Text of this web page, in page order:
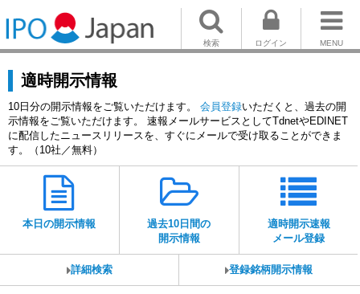
MENU
ログイン
検索
適時開示情報
10日分の開示情報をご覧いただけます。 会員登録いただくと、過去の開
示情報をご覧いただけます。 速報メールサービスとしてTdnetやEDINET
に配信したニュースリリースを、すぐにメールで受け取ることができま
す。（10社／無料）
本日の開示情報
過去10日間の
開示情報
適時開示速報
メール登録
詳細検索 登録銘柄開示情報